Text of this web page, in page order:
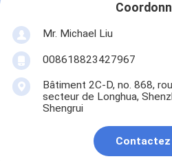
Mr. Michael Liu
008618823427967
Bâtiment 2C-D, no. 868,
secteur de Longhua,
Shengrui
Contactez